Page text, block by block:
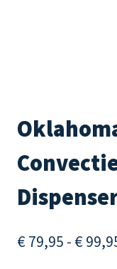
€ 79,95 - €